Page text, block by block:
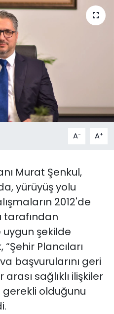
A- A+
Murat Şenkul,
yürüyüş yolu
2012'de
tarafından
şekilde
“Şehir Plancıları
başvurularını geri
sağlıklı ilişkiler
gerekli olduğunu